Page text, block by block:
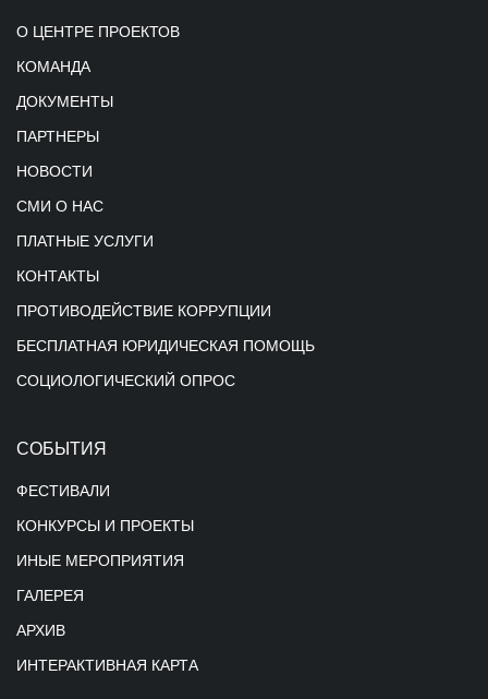
О ЦЕНТРЕ ПРОЕКТОВ
КОМАНДА
ДОКУМЕНТЫ
ПАРТНЕРЫ
НОВОСТИ
СМИ О НАС
ПЛАТНЫЕ УСЛУГИ
КОНТАКТЫ
ПРОТИВОДЕЙСТВИЕ КОРРУПЦИИ
БЕСПЛАТНАЯ ЮРИДИЧЕСКАЯ ПОМОЩЬ
СОЦИОЛОГИЧЕСКИЙ ОПРОС
СОБЫТИЯ
ФЕСТИВАЛИ
КОНКУРСЫ И ПРОЕКТЫ
ИНЫЕ МЕРОПРИЯТИЯ
ГАЛЕРЕЯ
АРХИВ
ИНТЕРАКТИВНАЯ КАРТА